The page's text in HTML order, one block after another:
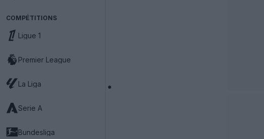
COMPÉTITIONS
Ligue 1
Premier League
La Liga
Serie A
Bundesliga